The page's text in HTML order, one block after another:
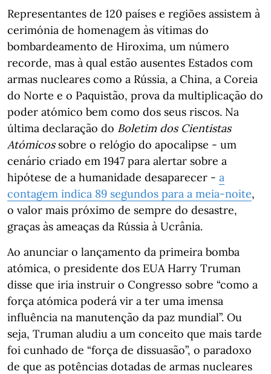
Representantes de 120 países e regiões assistem à
cerimónia de homenagem às vítimas do
bombardeamento de Hiroxima, um número
recorde, mas à qual estão ausentes Estados com
armas nucleares como a Rússia, a China, a Coreia
do Norte e o Paquistão, prova da multiplicação do
poder atómico bem como dos seus riscos. Na
última declaração do Boletim dos Cientistas
Atómicossobre o relógio do apocalipse - um
cenário criado em 1947 para alertar sobre a
hipótese de a humanidade desaparecer - a
contagem indica 89 segundos para a meia-noite,
o valor mais próximo de sempre do desastre,
graças às ameaças da Rússia à Ucrânia.
Ao anunciar o lançamento da primeira bomba
atómica, o presidente dos EUA Harry Truman
disse que iria instruir o Congresso sobre “como a
força atómica poderá vir a ter uma imensa
influência na manutenção da paz mundial”. Ou
seja, Truman aludiu a um conceito que mais tarde
foi cunhado de “força de dissuasão”, o paradoxo
de que as potências dotadas de armas nucleares